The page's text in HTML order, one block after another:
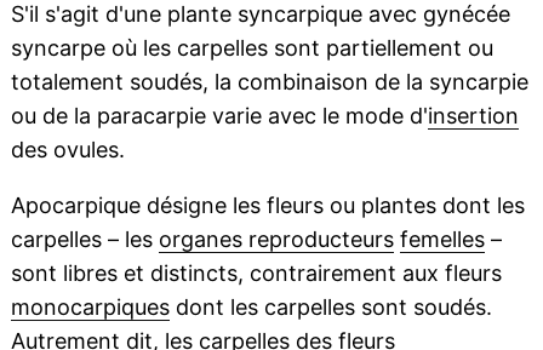
S'il s'agit d'une plante syncarpique avec gynécée
syncarpe où les carpelles sont partiellement ou
totalement soudés, la combinaison de la syncarpie
ou de la paracarpie varie avec le mode d'insertion
des ovules.
Apocarpique désigne les fleurs ou plantes dont les
carpelles – les organes reproducteurs femelles–
sont libres et distincts, contrairement aux fleurs
monocarpiquesdont les carpelles sont soudés.
Autrement dit, les carpelles des fleurs